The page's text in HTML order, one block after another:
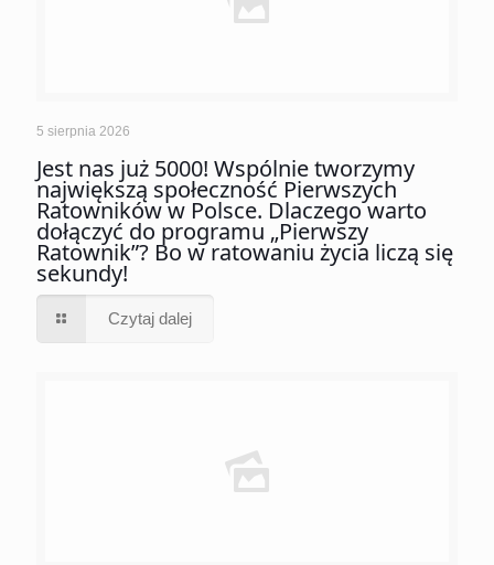
5 sierpnia 2026
Jest nas już 5000! Wspólnie tworzymy
największą społeczność Pierwszych
Ratowników w Polsce. Dlaczego warto
dołączyć do programu „Pierwszy
Ratownik”? Bo w ratowaniu życia liczą się
sekundy!
Czytaj dalej